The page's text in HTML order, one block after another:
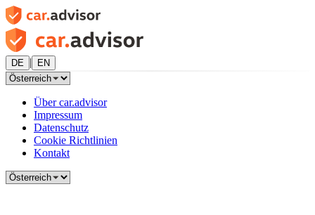
DE | EN
Über car.advisor
Impressum
Datenschutz
Cookie Richtlinien
Kontakt